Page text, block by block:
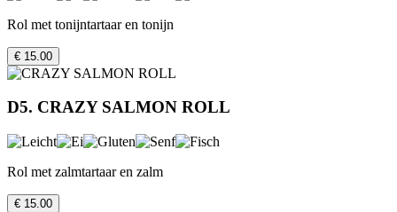
Rol met tonijntartaar en tonijn
€ 15.00
D5. CRAZY SALMON ROLL
Rol met zalmtartaar en zalm
€ 15.00